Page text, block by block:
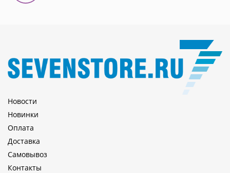
Новости
Новинки
Оплата
Доставка
Самовывоз
Контакты